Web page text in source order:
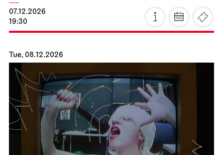
Staatsorchester StuttgartLiederhalle, Beethovensaal
3. Symphony Concert